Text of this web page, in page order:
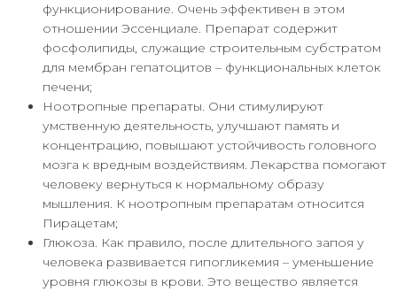
функционирование. Очень эффективен в этом
отношении Эссенциале. Препарат содержит
фосфолипиды, служащие строительным субстратом
для мембран гепатоцитов – функциональных клеток
печени;
Ноотропные препараты. Они стимулируют
умственную деятельность, улучшают память и
концентрацию, повышают устойчивость головного
мозга к вредным воздействиям. Лекарства помогают
человеку вернуться к нормальному образу
мышления. К ноотропным препаратам относится
Пирацетам;
Глюкоза. Как правило, после длительного запоя у
человека развивается гипогликемия – уменьшение
уровня глюкозы в крови. Это вещество является